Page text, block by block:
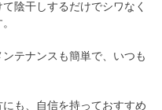
陰干しするだけでシワなく
テナンスも簡単で、いつも
も、自信を持っておすすめ